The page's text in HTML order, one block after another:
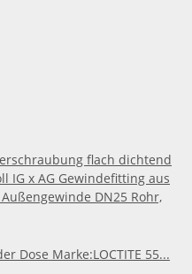
flach dichtend
IG x AG Gewindefitting aus
DN25 Rohr,